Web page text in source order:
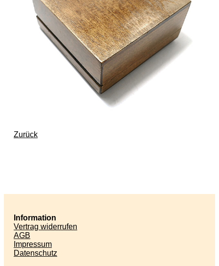
Zurück
Information
Vertrag widerrufen
AGB
Impressum
Datenschutz